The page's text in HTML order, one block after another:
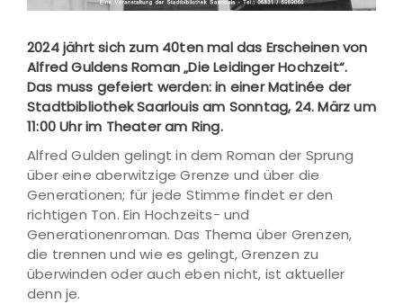
2024 jährt sich zum 40ten mal das Erscheinen von
Alfred Guldens Roman „Die Leidinger Hochzeit“.
Das muss gefeiert werden: in einer Matinée der
Stadtbibliothek Saarlouis am Sonntag, 24. März um
11:00 Uhr im Theater am Ring.
Alfred Gulden gelingt in dem Roman der Sprung
über eine aberwitzige Grenze und über die
Generationen; für jede Stimme findet er den
richtigen Ton. Ein Hochzeits- und
Generationenroman. Das Thema über Grenzen,
die trennen und wie es gelingt, Grenzen zu
überwinden oder auch eben nicht, ist aktueller
denn je.